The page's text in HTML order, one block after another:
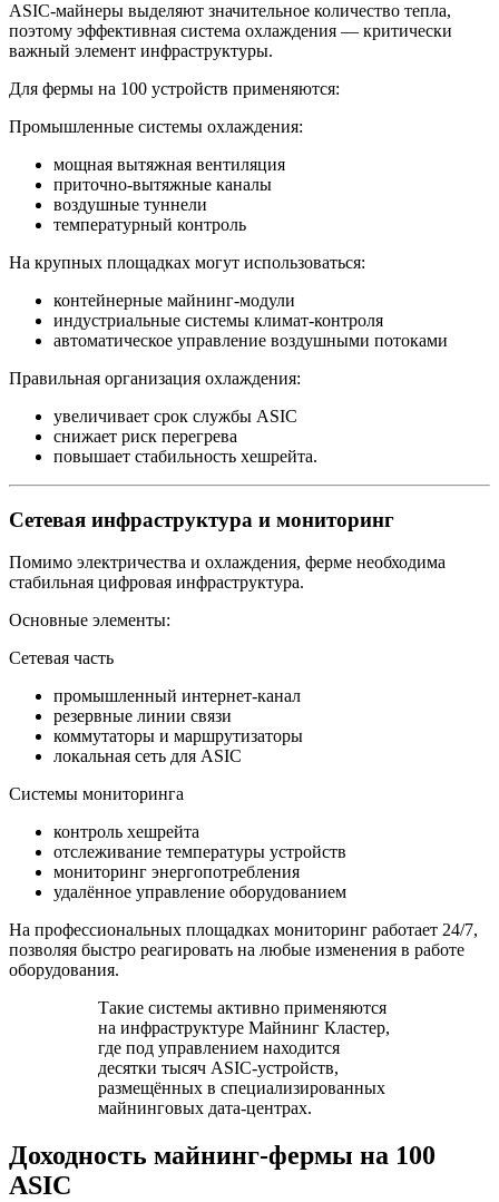
ASIC‑майнеры выделяют значительное количество тепла,
поэтому эффективная система охлаждения — критически
важный элемент инфраструктуры.
Для фермы на 100 устройств применяются:
Промышленные системы охлаждения:
мощная вытяжная вентиляция
приточно‑вытяжные каналы
воздушные туннели
температурный контроль
На крупных площадках могут использоваться:
контейнерные майнинг‑модули
индустриальные системы климат‑контроля
автоматическое управление воздушными потоками
Правильная организация охлаждения:
увеличивает срок службы ASIC
снижает риск перегрева
повышает стабильность хешрейта.
Сетевая инфраструктура и мониторинг
Помимо электричества и охлаждения, ферме необходима
стабильная цифровая инфраструктура.
Основные элементы:
Сетевая часть
промышленный интернет‑канал
резервные линии связи
коммутаторы и маршрутизаторы
локальная сеть для ASIC
Системы мониторинга
контроль хешрейта
отслеживание температуры устройств
мониторинг энергопотребления
удалённое управление оборудованием
На профессиональных площадках мониторинг работает 24/7,
позволяя быстро реагировать на любые изменения в работе
оборудования.
Такие системы активно применяются
на инфраструктуре Майнинг Кластер,
где под управлением находится
десятки тысяч ASIC‑устройств,
размещённых в специализированных
майнинговых дата‑центрах.
Доходность майнинг‑фермы на 100
ASIC